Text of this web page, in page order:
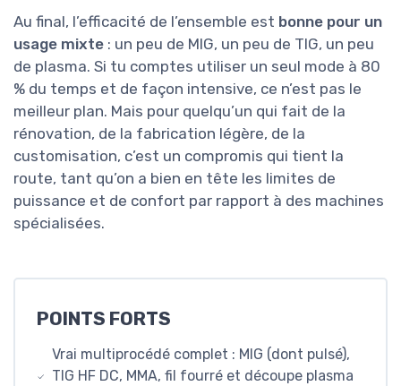
Au final, l’efficacité de l’ensemble est bonne pour un
usage mixte : un peu de MIG, un peu de TIG, un peu
de plasma. Si tu comptes utiliser un seul mode à 80
% du temps et de façon intensive, ce n’est pas le
meilleur plan. Mais pour quelqu’un qui fait de la
rénovation, de la fabrication légère, de la
customisation, c’est un compromis qui tient la
route, tant qu’on a bien en tête les limites de
puissance et de confort par rapport à des machines
spécialisées.
POINTS FORTS
Vrai multiprocédé complet : MIG (dont pulsé),
TIG HF DC, MMA, fil fourré et découpe plasma